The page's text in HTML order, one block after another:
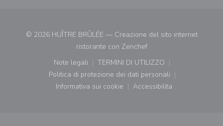
© 2026 HUÎTRE BRÛLÉE — Creazione del sito internet
ristorante con Zenchef((apre una nuova
Note legali
((apre una nuova finestra))
TERMINI DI UTILIZZO
((apre una nuova finestra))
Politica di protezione dei dati personali
((apre una nuova finestra))
Informativa sui cookie
((apre una nuova finestra))
Accessibilita
((apre una nuova